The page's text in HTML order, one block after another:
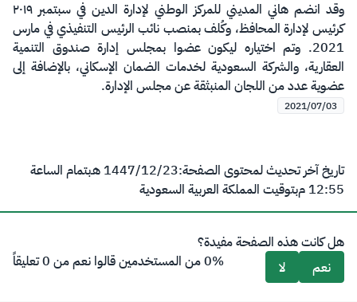
وقد انضم هاني المديني للمركز الوطني لإدارة الدين في سبتمبر ٢٠١٩
كرئيس لإدارة المحافظ، وكُلف بمنصب نائب الرئيس التنفيذي في مارس
2021. وتم اختياره ليكون عضوا بمجلس إدارة صندوق التنمية
العقارية، والشركة السعودية لخدمات الضمان الإسكاني، بالإضافة إلى
عضوية عدد من اللجان المنبثقة عن مجلس الإدارة.
2021/07/03
تاريخ آخر تحديث لمحتوى الصفحة:23‏/12‏/1447 هـ
بتمام الساعة
12:55 م
بتوقيت المملكة العربية السعودية
هل كانت هذه الصفحة مفيدة؟
نعم
لا 0% من المستخدمين قالوا نعم من 0 تعليقاً